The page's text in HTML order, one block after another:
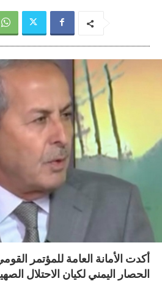
أكدت الأمانة العامة للمؤتمر
الحصار اليمني لكيان الاحتلال